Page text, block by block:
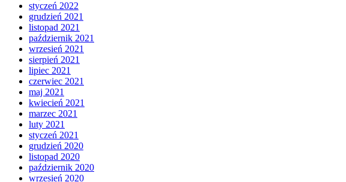
styczeń 2022
grudzień 2021
listopad 2021
październik 2021
wrzesień 2021
sierpień 2021
lipiec 2021
czerwiec 2021
maj 2021
kwiecień 2021
marzec 2021
luty 2021
styczeń 2021
grudzień 2020
listopad 2020
październik 2020
wrzesień 2020